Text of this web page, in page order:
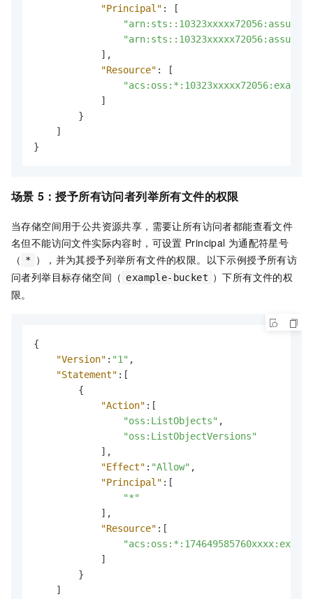
"Principal" :
[
] ,
"Resource" :
[
]
}
]
}
场景 5：授予所有访问者列举所有文件的权限
当存储空间用于公共资源共享，需要让所有访问者都能查看文件
名但不能访问文件实际内容时，可设置 Principal 为通配符星号
（ *
），并为其授予列举所有文件的权限。以下示例授予所有访
问者列举目标存储空间（ example-bucket ）下所有文件的权
限。
{
"Version" : "1" ,
"Statement" : [
{
"Action" : [
"oss:ListObjects" ,
"oss:ListObjectVersions"
] ,
"Effect" : "Allow" ,
"Principal" : [
"*"
] ,
"Resource" : [
]
}
]